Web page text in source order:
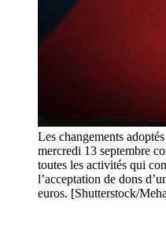
Les changements
mercredi 13 septembre
toutes les activités qui
l’acceptation de dons
euros. [Shutterstock/